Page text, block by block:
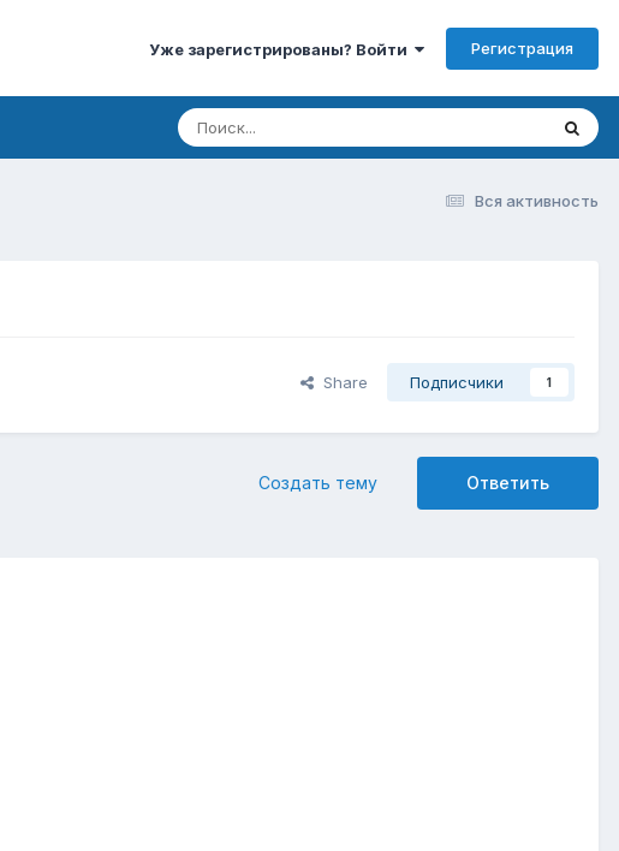
Уже зарегистрированы? Войти Регистрация
Вся активность
Share Подписчики 1
Ответить
Создать тему